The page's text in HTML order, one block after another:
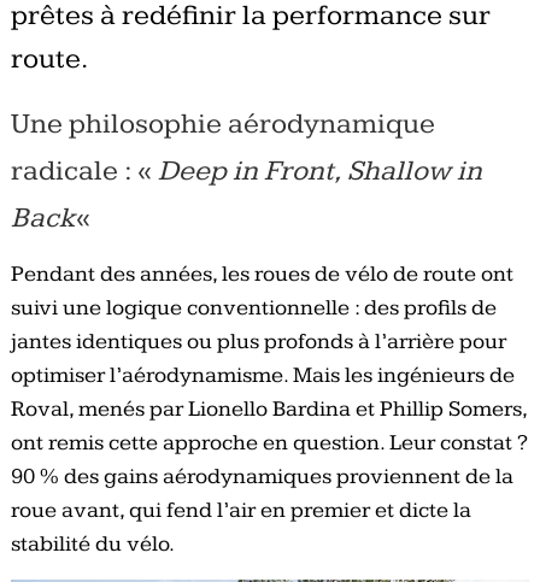
prêtes à redéfinir la performance sur
route.
Une philosophie aérodynamique
radicale : « Deep in Front, Shallow in
Back«
Pendant des années, les roues de vélo de route ont
suivi une logique conventionnelle : des profils de
jantes identiques ou plus profonds à l’arrière pour
optimiser l’aérodynamisme. Mais les ingénieurs de
Roval, menés par Lionello Bardina et Phillip Somers,
ont remis cette approche en question. Leur constat ?
90 % des gains aérodynamiques proviennent de la
roue avant, qui fend l’air en premier et dicte la
stabilité du vélo.